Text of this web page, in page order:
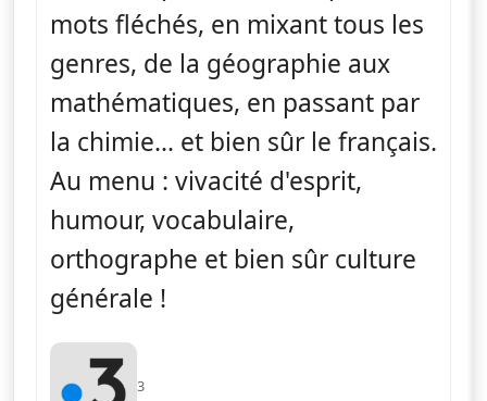
mots fléchés, en mixant tous les
genres, de la géographie aux
mathématiques, en passant par
la chimie... et bien sûr le français.
Au menu : vivacité d'esprit,
humour, vocabulaire,
orthographe et bien sûr culture
générale !
3